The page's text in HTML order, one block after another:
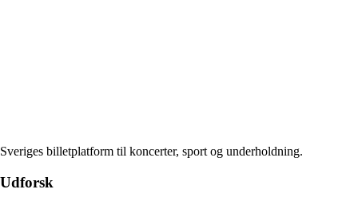
Sveriges billetplatform til koncerter, sport og underholdning.
Udforsk